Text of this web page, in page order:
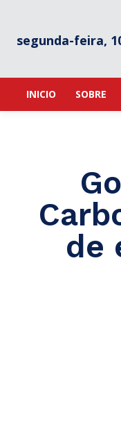
segunda-feira,
INICIO SOBRE
de